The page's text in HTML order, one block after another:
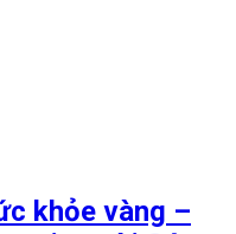
khỏe vàng –